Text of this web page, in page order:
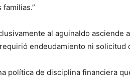
al aguinaldo asciende
endeudamiento ni solicitud
política de disciplina financiera